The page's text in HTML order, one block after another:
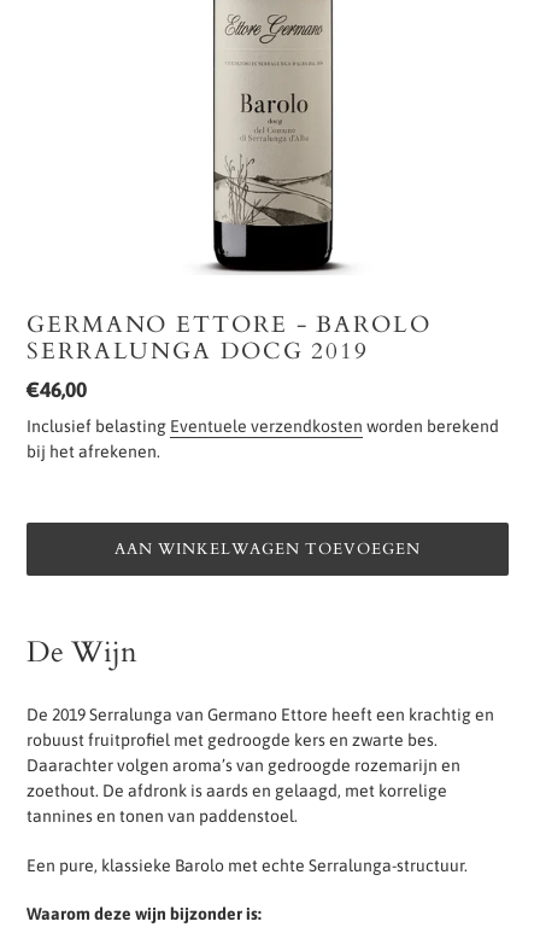
U
i
t
g
e
i
c
t
p
r
o
d
u
c
t
GERMANO ETTORE - BAROLO
SERRALUNGA DOCG 2019
Normale
prijs
€46,00
Inclusief belasting Eventuele verzendkosten worden berekend
bij het afrekenen.
AAN WINKELWAGEN TOEVOEGEN
aan
winkelwagen
De Wijn
De 2019 Serralunga van Germano Ettore heeft een krachtig en
robuust fruitprofiel met gedroogde kers en zwarte bes.
Daarachter volgen aroma’s van gedroogde rozemarijn en
zoethout. De afdronk is aards en gelaagd, met korrelige
tannines en tonen van paddenstoel.
Een pure, klassieke Barolo met echte Serralunga-structuur.
Waarom deze wijn bijzonder is: